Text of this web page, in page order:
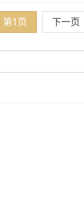
第1页 下一页